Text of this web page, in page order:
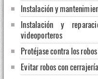
Instalación y
Instalación y
videoporteros
Protéjase contra los
Evitar robos con